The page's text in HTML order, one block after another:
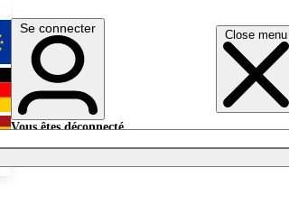
Close menu
English
Deutsch
Se connecter
Vous êtes déconnecté.